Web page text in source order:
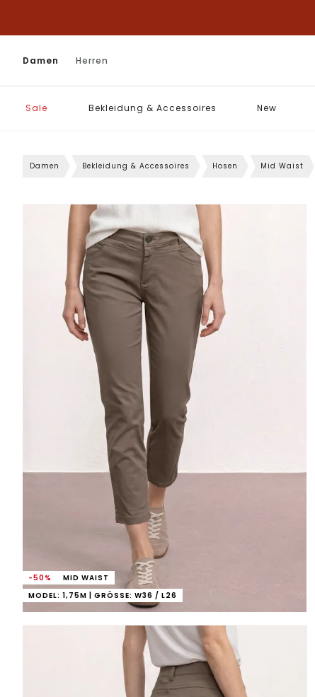
Damen Herren
Sale Bekleidung & Accessoires New
Damen Bekleidung & Accessoires Hosen Mid Waist
-50%
MID WAIST
MODEL: 1,75M | GRÖSSE: W36 / L26